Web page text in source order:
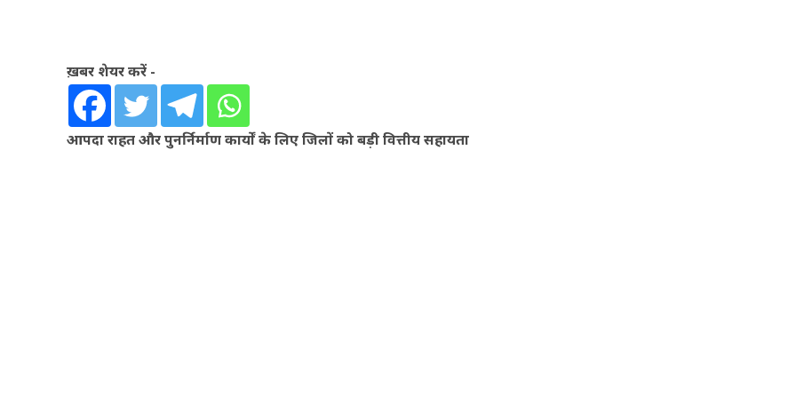
ख़बर शेयर करें -
आपदा राहत और पुनर्निर्माण कार्यों के लिए जिलों को बड़ी वित्तीय सहायता